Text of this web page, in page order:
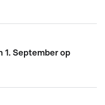
1. September op